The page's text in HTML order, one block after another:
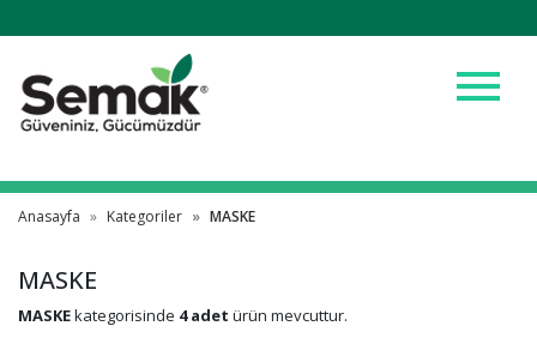
menu
Anasayfa Kategoriler MASKE
MASKE
MASKEkategorisinde 4 adet ürün mevcuttur.